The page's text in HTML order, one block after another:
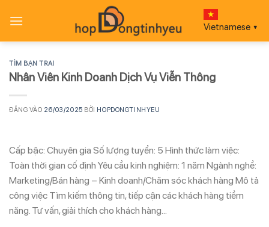
qua
Vietnamese ▼
TÌM BẠN TRAI
Nhân Viên Kinh Doanh Dịch Vụ Viễn Thông
ĐĂNG VÀO 26/03/2025 BỞI HOPDONGTINHYEU
Cấp bậc: Chuyên gia Số lượng tuyển: 5 Hình thức làm việc:
Toàn thời gian cố định Yêu cầu kinh nghiệm: 1 năm Ngành nghề:
Marketing/Bán hàng – Kinh doanh/Chăm sóc khách hàng Mô tả
công việc Tìm kiếm thông tin, tiếp cận các khách hàng tiềm
năng. Tư vấn, giải thích cho khách hàng…